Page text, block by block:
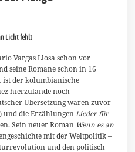
Licht fehlt
Vargas Llosa schon vor
seine Romane schon in 16
ist der kolumbianische
hierzulande noch
Übersetzung waren zuvor
und die Erzählungen Lieder für
Sein neuer Roman Wenn es an
mit der Weltpolitik –
und den politisch